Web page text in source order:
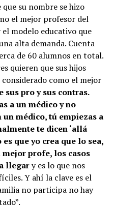
que su nombre se hizo
el mejor profesor del
el modelo educativo que
alta demanda. Cuenta
de 60 alumnos en total.
quieren que sus hijos
como el mejor
sus pro y sus contras.
a un médico y no
médico, tú empiezas a
te dicen ‘allá
que yo crea que lo sea,
profe, los casos
llegary es lo que nos
Y ahí la clave es el
no participa no hay